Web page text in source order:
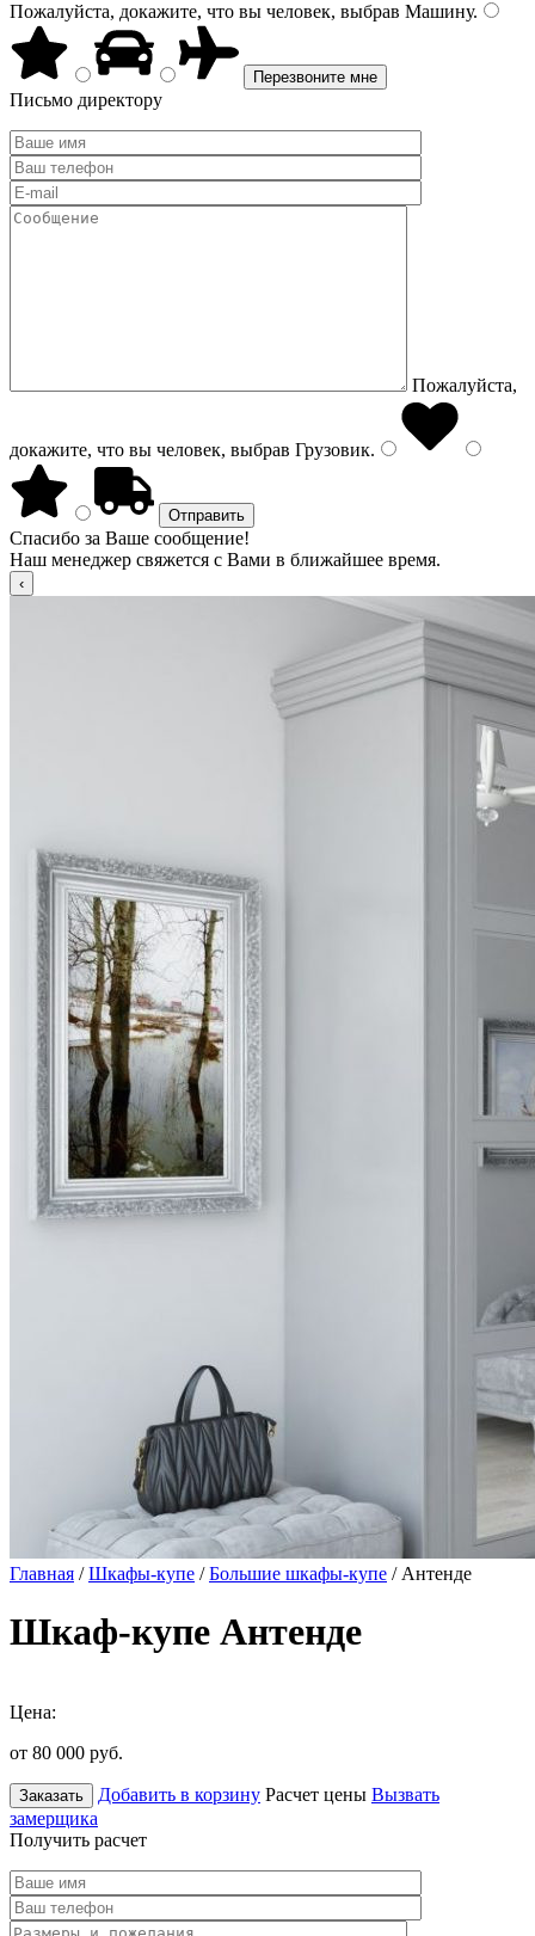
Пожалуйста, докажите, что вы человек, выбрав Машину.
Письмо директору
Пожалуйста,
докажите, что вы человек, выбрав Грузовик.
Спасибо за Ваше сообщение!
Наш менеджер свяжется с Вами в ближайшее время.
Главная /Шкафы-купе /Большие шкафы-купе / Антенде
Шкаф-купе Антенде
Цена:
от 80 000 руб.
Заказать Добавить в корзину Расчет цены Вызвать
замерщика
Получить расчет